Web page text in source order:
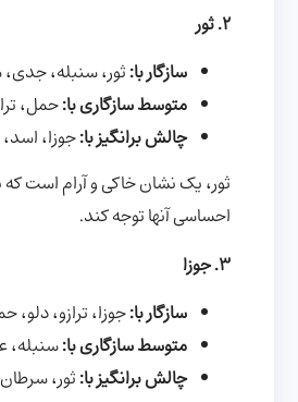
2. ثور
سازگار با:ثور، سنبله،
متوسط سازگاری با:حمل،
چالش برانگیز با:جوزا،
ثور، یک نشان خاکی و آرام است که
احساسی آنها توجه کند.
3. جوزا
سازگار با:جوزا، ترازو، دلو،
متوسط سازگاری با:
چالش برانگیز با:ثور،